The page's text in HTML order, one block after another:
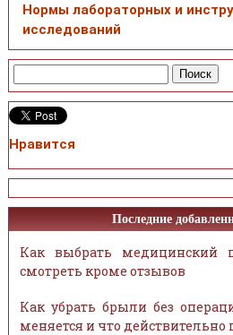
Нормы лабораторных и
исследований
Нравится
Последние
Как выбрать медицинский
смотреть кроме отзывов
Как убрать брыли без
меняется и что действительно